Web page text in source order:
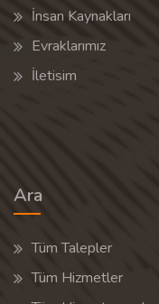
İnsan Kaynakları
Evraklarımız
İletisim
Ara
Tüm Talepler
Tüm Hizmetler